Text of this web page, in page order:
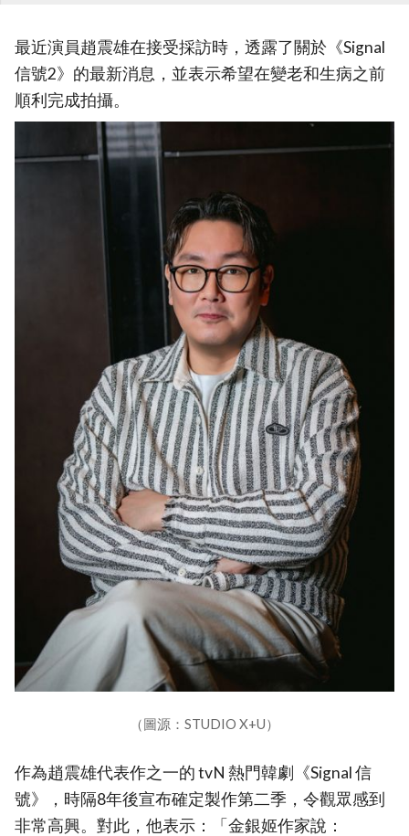
最近演員趙震雄在接受採訪時，透露了關於《Signal
信號2》的最新消息，並表示希望在變老和生病之前
順利完成拍攝。
（圖源：STUDIO X+U）
作為趙震雄代表作之一的 tvN 熱門韓劇《Signal 信
號》，時隔8年後宣布確定製作第二季，令觀眾感到
非常高興。對此，他表示：「金銀姬作家說：